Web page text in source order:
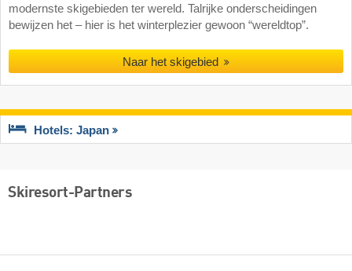
modernste skigebieden ter wereld. Talrijke onderscheidingen
bewijzen het – hier is het winterplezier gewoon “wereldtop”.
Naar het skigebied
Hotels: Japan
Skiresort-Partners